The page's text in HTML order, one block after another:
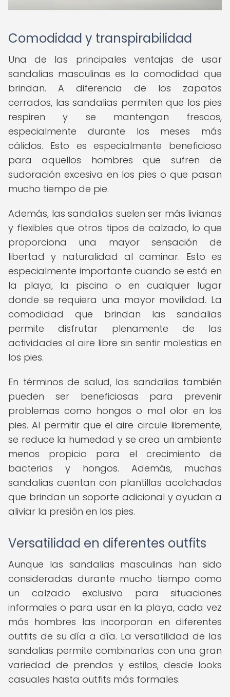
Comodidad y transpirabilidad
Una de las principales ventajas de usar
sandalias masculinas es la comodidad que
brindan. A diferencia de los zapatos
cerrados, las sandalias permiten que los pies
respiren y se mantengan frescos,
especialmente durante los meses más
cálidos. Esto es especialmente beneficioso
para aquellos hombres que sufren de
sudoración excesiva en los pies o que pasan
mucho tiempo de pie.
Además, las sandalias suelen ser más livianas
y flexibles que otros tipos de calzado, lo que
proporciona una mayor sensación de
libertad y naturalidad al caminar. Esto es
especialmente importante cuando se está en
la playa, la piscina o en cualquier lugar
donde se requiera una mayor movilidad. La
comodidad que brindan las sandalias
permite disfrutar plenamente de las
actividades al aire libre sin sentir molestias en
los pies.
En términos de salud, las sandalias también
pueden ser beneficiosas para prevenir
problemas como hongos o mal olor en los
pies. Al permitir que el aire circule libremente,
se reduce la humedad y se crea un ambiente
menos propicio para el crecimiento de
bacterias y hongos. Además, muchas
sandalias cuentan con plantillas acolchadas
que brindan un soporte adicional y ayudan a
aliviar la presión en los pies.
Versatilidad en diferentes outfits
Aunque las sandalias masculinas han sido
consideradas durante mucho tiempo como
un calzado exclusivo para situaciones
informales o para usar en la playa, cada vez
más hombres las incorporan en diferentes
outfits de su día a día. La versatilidad de las
sandalias permite combinarlas con una gran
variedad de prendas y estilos, desde looks
casuales hasta outfits más formales.